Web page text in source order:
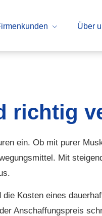
Über
richtig
ein. Ob mit purer
Mit
Kosten eines
Anschaffungspreis